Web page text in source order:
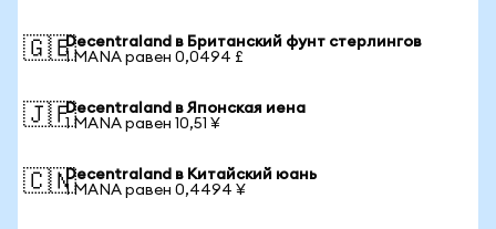
🇬🇧Decentraland в Британский фунт стерлингов
1 MANA равен 0,0494 £
🇯🇵Decentraland в Японская иена
1 MANA равен 10,51 ¥
🇨🇳Decentraland в Китайский юань
1 MANA равен 0,4494 ¥